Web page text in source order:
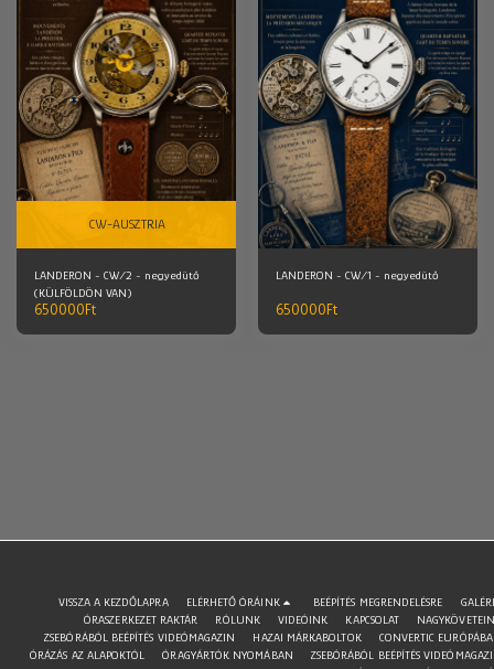
CW-AUSZTRIA
LANDERON - CW/2 - negyedütő
(KÜLFÖLDÖN VAN)
650000Ft
LANDERON - CW/1 - negyedütő
650000Ft
VISSZA A KEZDŐLAPRA ELÉRHETŐ ÓRÁINK BEÉPÍTÉS MEGRENDELÉSRE
ÓRASZERKEZET RAKTÁR
RÓLUNK VIDEÓINK KAPCSOLAT
ZSEBÓRÁBÓL BEÉPÍTÉS VIDEÓMAGAZIN
HAZAI MÁRKABOLTOK
CONVERTIC
ÓRÁZÁS AZ ALAPOKTÓL
ÓRAGYÁRTÓK NYOMÁBAN
ZSEBÓRÁBÓL BEÉPÍTÉS